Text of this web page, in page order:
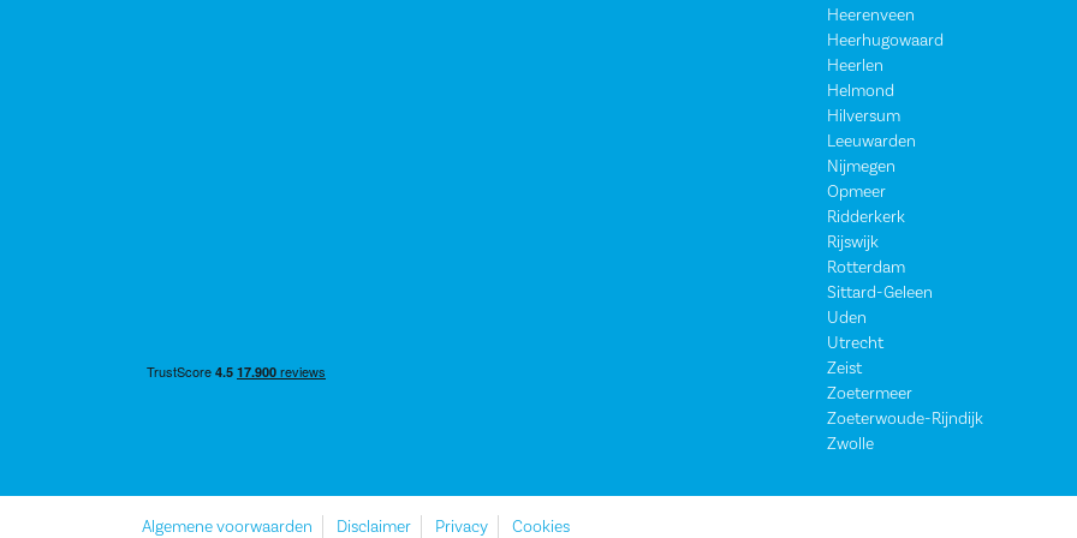
Heerenveen
Heerhugowaard
Heerlen
Helmond
Hilversum
Leeuwarden
Nijmegen
Opmeer
Ridderkerk
Rijswijk
Rotterdam
Sittard-Geleen
Uden
Utrecht
Zeist
Zoetermeer
Zoeterwoude-Rijndijk
Zwolle
Algemene voorwaarden Disclaimer Privacy Cookies